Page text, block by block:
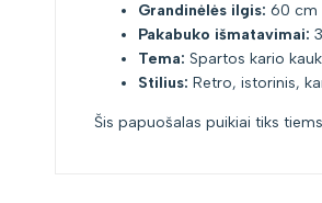
Grandinėlės ilgis: 60 cm
Pakabuko išmatavimai:
Tema: Spartos kario
Stilius: Retro, istorinis,
Šis papuošalas puikiai tiks